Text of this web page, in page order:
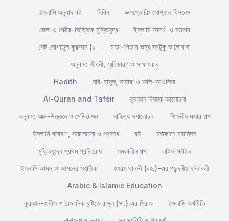
ইসলামি অনুবাদ বই
বিবিধ
এক্সপ্লোরিং সোশ্যাল বিসনেস
জেলা ও সেক্টর-ভিত্তিক মুক্তিযুদ্ধ
ইসলামি আদর্শ ও মতবাদ
সেট লোগাতুল কুরআন (১
মাতা-পিতার জন্য সবটুকু ভালোবাসা
অনুবাদ: জীবনী, স্মৃতিচারণ ও সাক্ষাৎকার
Hadith
নবি-রাসুল, সাহাবা ও অলি-আওলিয়া
Al-Quran and Tafsir
কুরআন বিষয়ক আলোচনা
অনুবাদ: আত্ম-উন্নয়ন ও মেডিটেশন
সাহিত্য সমালোচনা
শিক্ষনীয় মজার গল্প
ইসলামি গবেষণা, সমালোচনা ও প্রবন্ধ
বই
মহাকাশে মহামিলন
মুক্তিযুদ্ধে প্রথম প্রতিরোধ
সমকালীন গল্প
লাইফ স্টাইল
ইসলামি আমল ও আমলের সহায়িকা
হযরহ থানভী (রহ.)-এর পছন্দনীয় ঘটনাবলী
Arabic & Islamic Education
কুরআন-হাদীস ও বৈজ্ঞানিক দৃষ্টিতে রাসূল (সা.) এর মিরাজ
ইসলামি অর্থনীতি